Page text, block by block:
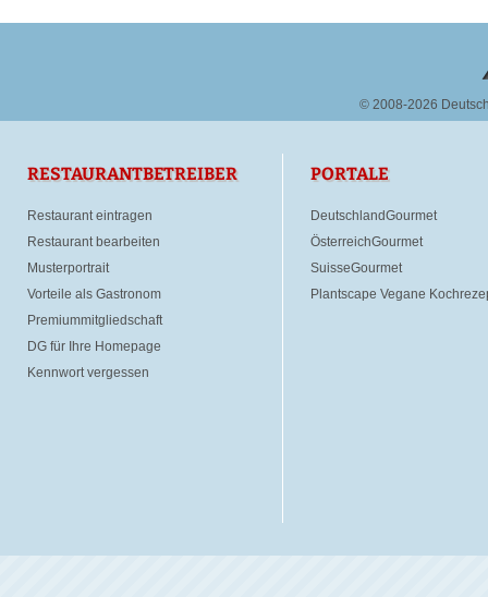
© 2008-2026
RESTAURANTBETREIBER
Restaurant eintragen
Restaurant bearbeiten
Musterportrait
Vorteile als Gastronom
Premiummitgliedschaft
DG für Ihre Homepage
Kennwort vergessen
PORTALE
DeutschlandGourmet
ÖsterreichGourmet
SuisseGourmet
Plantscape Vegane